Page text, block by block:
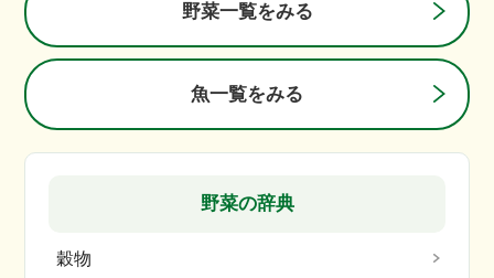
野菜一覧をみる
魚一覧をみる
野菜の辞典
穀物